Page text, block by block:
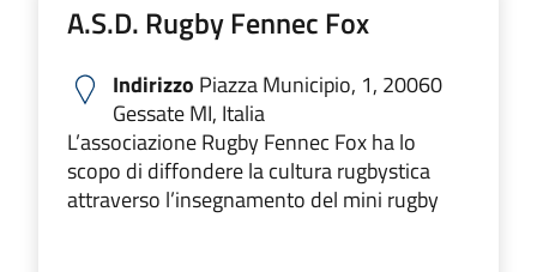
A.S.D. Rugby Fennec Fox
Indirizzo Piazza Municipio, 1, 20060
Gessate MI, Italia
L’associazione Rugby Fennec Fox ha lo
scopo di diffondere la cultura rugbystica
attraverso l’insegnamento del mini rugby